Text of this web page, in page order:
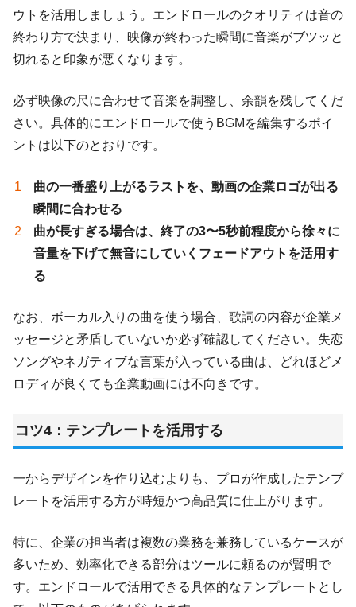
ウトを活用しましょう。エンドロールのクオリティは音の
終わり方で決まり、映像が終わった瞬間に音楽がブツッと
切れると印象が悪くなります。
必ず映像の尺に合わせて音楽を調整し、余韻を残してくだ
さい。具体的にエンドロールで使うBGMを編集するポイ
ントは以下のとおりです。
曲の一番盛り上がるラストを、動画の企業ロゴが出る
瞬間に合わせる
曲が長すぎる場合は、終了の3〜5秒前程度から徐々に
音量を下げて無音にしていくフェードアウトを活用す
る
なお、ボーカル入りの曲を使う場合、歌詞の内容が企業メ
ッセージと矛盾していないか必ず確認してください。失恋
ソングやネガティブな言葉が入っている曲は、どれほどメ
ロディが良くても企業動画には不向きです。
コツ4：テンプレートを活用する
一からデザインを作り込むよりも、プロが作成したテンプ
レートを活用する方が時短かつ高品質に仕上がります。
特に、企業の担当者は複数の業務を兼務しているケースが
多いため、効率化できる部分はツールに頼るのが賢明で
す。エンドロールで活用できる具体的なテンプレートとし